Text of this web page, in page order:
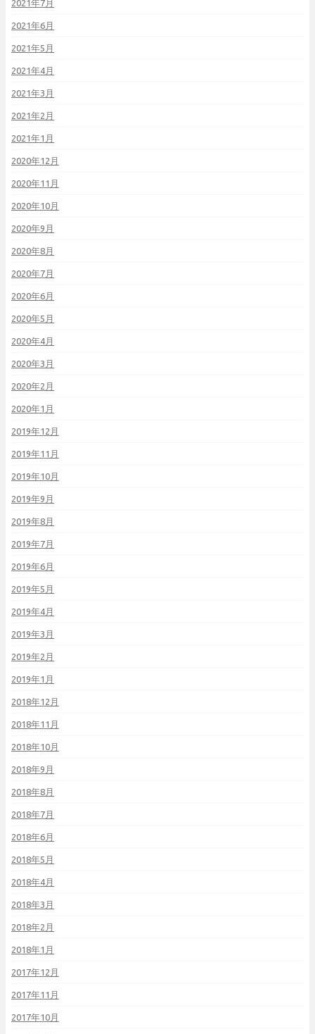
2021年7月
2021年6月
2021年5月
2021年4月
2021年3月
2021年2月
2021年1月
2020年12月
2020年11月
2020年10月
2020年9月
2020年8月
2020年7月
2020年6月
2020年5月
2020年4月
2020年3月
2020年2月
2020年1月
2019年12月
2019年11月
2019年10月
2019年9月
2019年8月
2019年7月
2019年6月
2019年5月
2019年4月
2019年3月
2019年2月
2019年1月
2018年12月
2018年11月
2018年10月
2018年9月
2018年8月
2018年7月
2018年6月
2018年5月
2018年4月
2018年3月
2018年2月
2018年1月
2017年12月
2017年11月
2017年10月